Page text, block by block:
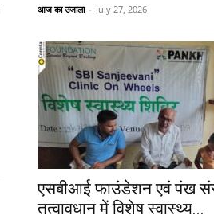
आज का उजाला - July 27, 2026
एसबीआई फाउंडेशन एवं पंख
तत्वावधान में विशेष स्वास्थ्य...